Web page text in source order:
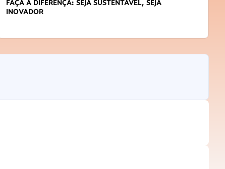
APRENDA A GERENCIAR O SEU TEMPO